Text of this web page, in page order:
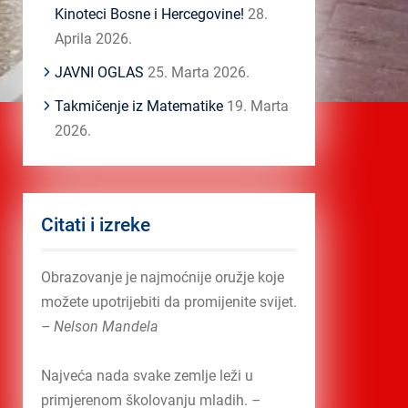
Kinoteci Bosne i Hercegovine! 28.
Aprila 2026.
JAVNI OGLAS 25. Marta 2026.
Takmičenje iz Matematike 19. Marta
2026.
Citati i izreke
Obrazovanje je najmoćnije oružje koje
možete upotrijebiti da promijenite svijet.
– Nelson Mandela
Najveća nada svake zemlje leži u
primjerenom školovanju mladih. –